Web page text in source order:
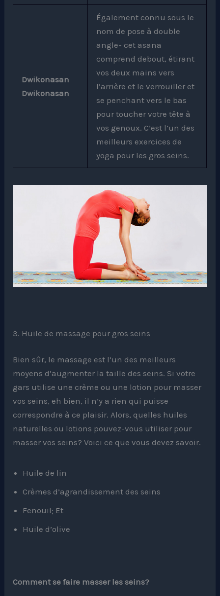
Dwikonasan
Dwikonasan
Également connu sous le
nom de pose à double
angle- cet asana
comprend debout, étirant
vos deux mains vers
l’arrière et le verrouiller et
se penchant vers le bas
pour toucher votre tête à
vos genoux. C’est l’un des
meilleurs exercices de
yoga pour les gros seins.
3. Huile de massage pour gros seins
Bien sûr, le massage est l’un des meilleurs
moyens d’augmenter la taille des seins. Si votre
gars utilise une crème ou une lotion pour masser
vos seins, eh bien, il n’y a rien qui puisse
correspondre à ce plaisir. Alors, quelles huiles
naturelles ou lotions pouvez-vous utiliser pour
masser vos seins? Voici ce que vous devez savoir.
Huile de lin
Crèmes d’agrandissement des seins
Fenouil; Et
Huile d’olive
Comment se faire masser les seins?